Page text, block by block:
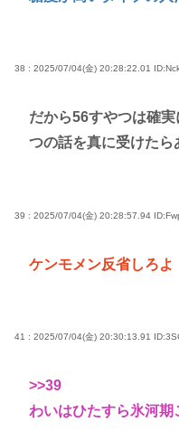
38 : 2025/07/04(金) 20:28:22.01
だから56すやつは確
つの話を真に受けたら
39 : 2025/07/04(金) 20:28:57.94
ケンモメン反省しろよ
41 : 2025/07/04(金) 20:30:13.91
>>39
わいはひたすら氷河